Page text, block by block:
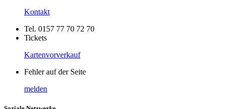
Kontakt
Tel. 0157 77 70 72 70
Tickets
Kartenvorverkauf
Fehler auf der Seite
melden